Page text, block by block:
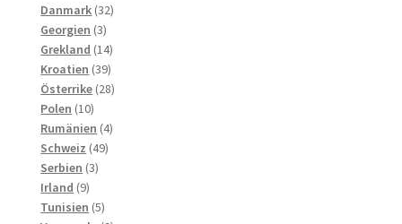
produkter
Danmark 3232
Georgien 33
produkter
Grekland 1414
produkter
Kroatien 3939
produkter
Österrike 2828
Polen 1010
produkter
Rumänien 44
Schweiz 4949
Serbien 33
Irland 99
produkter
Tunisien 55